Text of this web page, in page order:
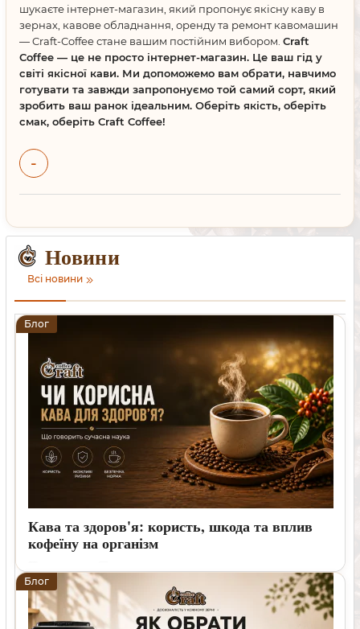
шукаєте інтернет-магазин, який пропонує якісну каву в
зернах, кавове обладнання, оренду та ремонт кавомашин
— Craft-Coffee стане вашим постійним вибором. Craft
Coffee — це не просто інтернет-магазин. Це ваш гід у
світі якісної кави. Ми допоможемо вам обрати, навчимо
готувати та завжди запропонуємо той самий сорт, який
зробить ваш ранок ідеальним. Оберіть якість, оберіть
смак, оберіть Craft Coffee!
Доставка здійснюється по всій
Миколаїв, Вінниця, Чернігів, Полтава, Херсон,
Хмельницький, Черкаси, Чернівці, Житомир, Суми, Рівне,
Кропивницький, Луцьк, Бровари, Кременчук, Нікополь,
Біла Церква, Павлоград, Ужгород.
-
Новини
Всі новини
Блог
Кава та здоров'я: користь, шкода та вплив
кофеїну на організм
Що відомо про кофеїн, індивідуальну чутливість і ситуації,
коли варто обговорити вживання кави з лікарем.
Блог